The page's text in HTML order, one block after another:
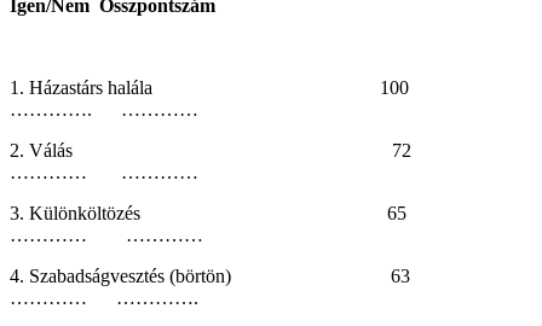
Igen/Nem Összpontszám
1. Házastárs halála 100
…………. …………
2. Válás 72
………… …………
3. Különköltözés 65
………… …………
4. Szabadságvesztés (börtön) 63
………… ………….